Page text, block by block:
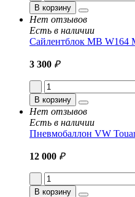
В корзину
Нет отзывов
Есть в наличии
Сайлентблок MB W164
3 300 ₽
В корзину
Нет отзывов
Есть в наличии
Пневмобаллон VW
12 000 ₽
В корзину